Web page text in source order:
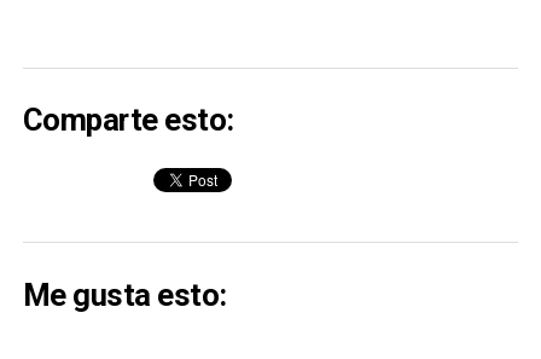
Comparte esto:
Me gusta esto: